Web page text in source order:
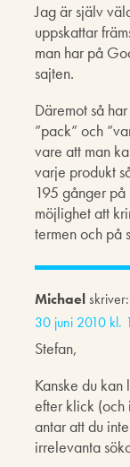
Jag är själv
uppskattar
man har på
sajten.
Däremot så
”pack” och
vare att man
varje produkt
195 gånger
möjlighet att
termen och på
Michaelskriver:
30 juni 2010 kl.
Stefan,
Kanske du
efter klick (och
antar att du
irrelevanta